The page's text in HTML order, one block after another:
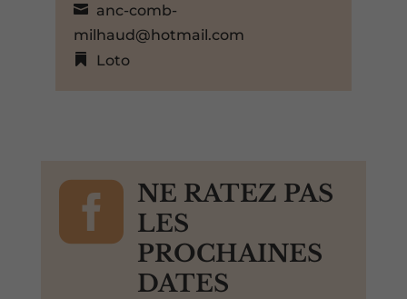
anc-comb-
milhaud@hotmail.com
Loto

NE RATEZ PAS
LES
PROCHAINES
DATES